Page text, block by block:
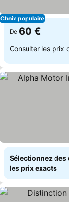
Choix populaire
De 60 €
Consulter les prix
Sélectionnez des
les prix exacts